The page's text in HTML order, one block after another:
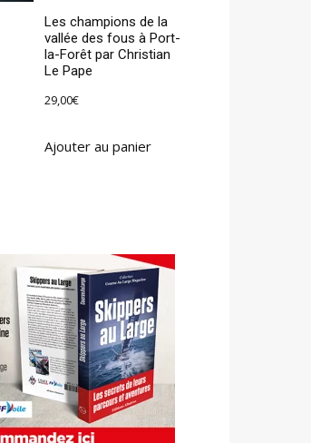
Les champions de la
vallée des fous à Port-
la-Forêt par Christian
Le Pape
29,00€
Ajouter au panier